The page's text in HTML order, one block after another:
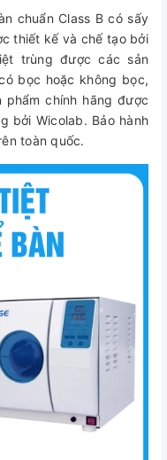
chuẩn Class B có sấy
thiết kế và chế tạo bởi
trùng được các sản
bọc hoặc không bọc,
phẩm chính hãng được
bởi Wicolab. Bảo hành
toàn quốc.